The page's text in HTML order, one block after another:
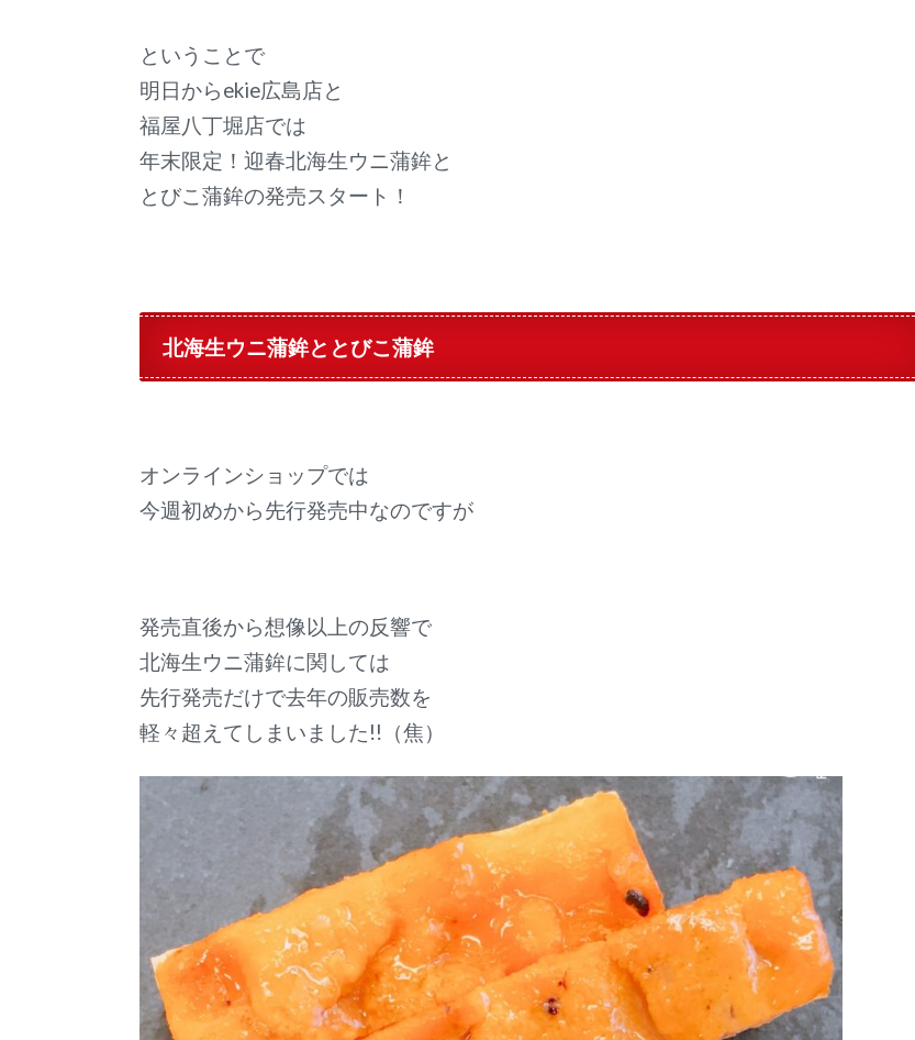
ということで
明日からekie広島店と
福屋八丁堀店では
年末限定！迎春北海生ウニ蒲鉾と
とびこ蒲鉾の発売スタート！
北海生ウニ蒲鉾ととびこ蒲鉾
オンラインショップでは
今週初めから先行発売中なのですが
発売直後から想像以上の反響で
北海生ウニ蒲鉾に関しては
先行発売だけで去年の販売数を
軽々超えてしまいました!!（焦）